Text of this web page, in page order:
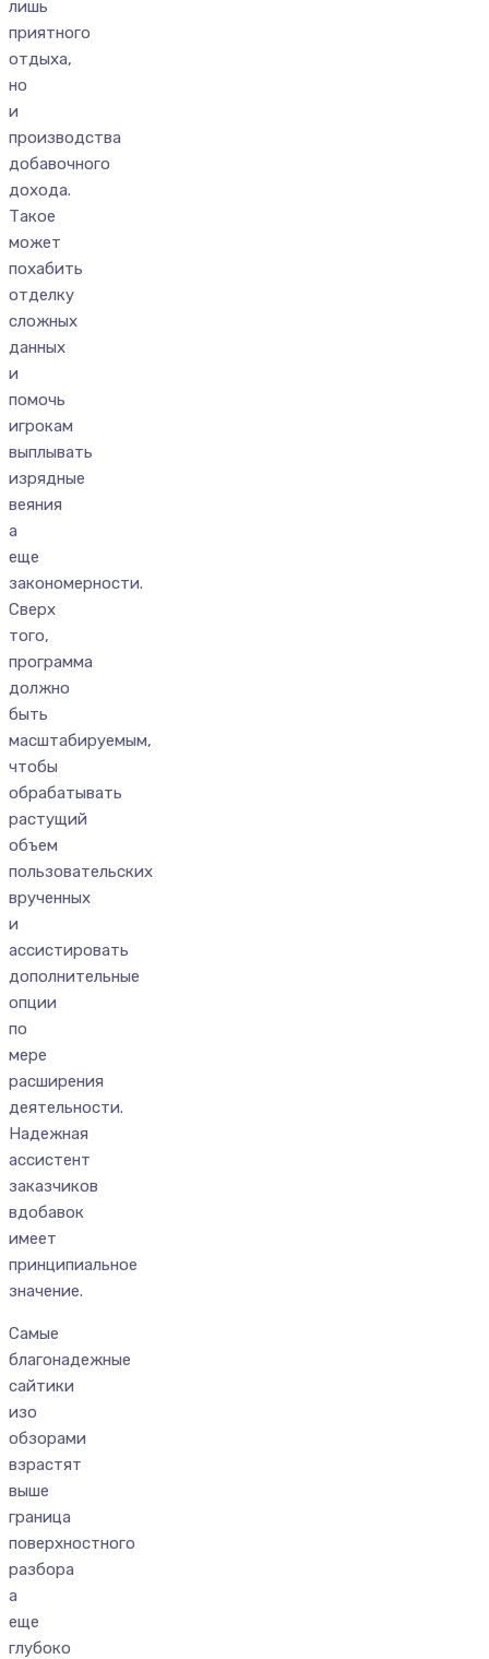
лишь
приятного
отдыха,
но
и
производства
добавочного
дохода.
Такое
может
похабить
отделку
сложных
данных
и
помочь
игрокам
выплывать
изрядные
веяния
а
еще
закономерности.
Сверх
того,
программа
должно
быть
масштабируемым,
чтобы
обрабатывать
растущий
объем
пользовательских
врученных
и
ассистировать
дополнительные
опции
по
мере
расширения
деятельности.
Надежная
ассистент
заказчиков
вдобавок
имеет
принципиальное
значение.
Самые
благонадежные
сайтики
изо
обзорами
взрастят
выше
граница
поверхностного
разбора
а
еще
глубоко